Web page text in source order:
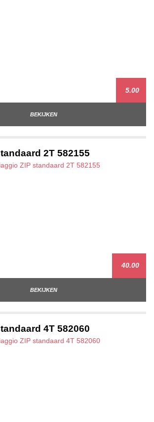
5.00
BEKIJKEN
2T 582155
40.00
BEKIJKEN
4T 582060